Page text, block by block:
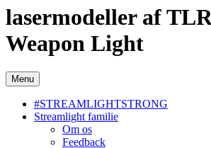
lasermodeller af
Weapon Light
Menu
#STREAMLIGHTSTRONG
Streamlight familie
Om os
Feedback